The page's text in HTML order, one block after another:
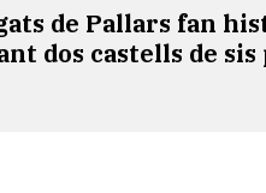
de Pallars fan
dos castells de sis